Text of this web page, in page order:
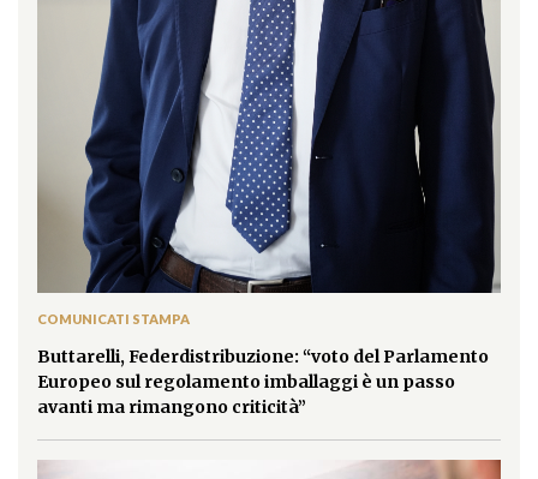
COMUNICATI STAMPA
Buttarelli, Federdistribuzione: “voto del Parlamento
Europeo sul regolamento imballaggi è un passo
avanti ma rimangono criticità”